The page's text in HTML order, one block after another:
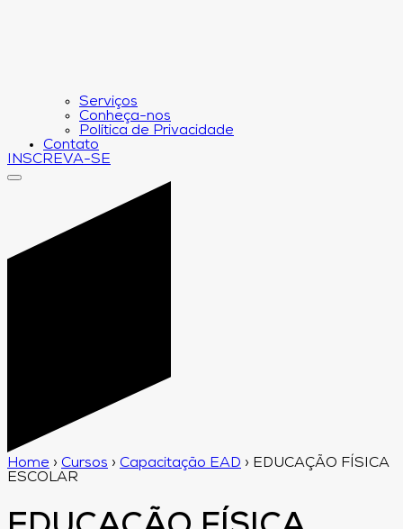
Serviços
Conheça-nos
Política de Privacidade
Contato
INSCREVA-SE
Home › Cursos › Capacitação EAD › EDUCAÇÃO FÍSICA
ESCOLAR